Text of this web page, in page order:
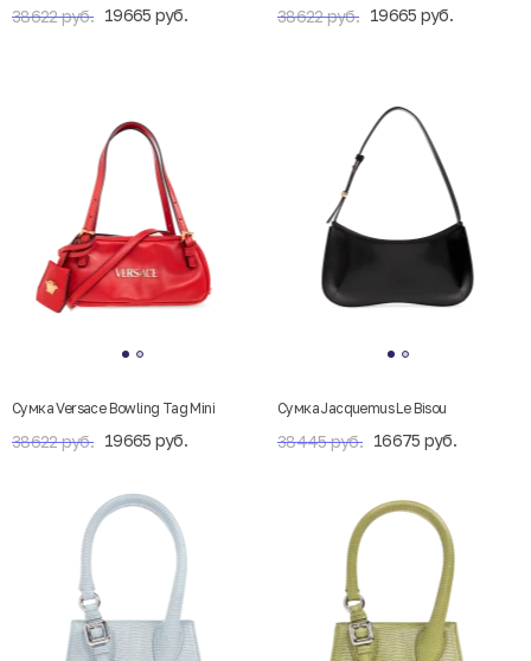
38622 руб. 19665 руб. 38622 руб. 19665 руб.
Сумка Versace Bowling Tag Mini
38622 руб. 19665 руб.
Cумка Jacquemus Le Bisou
38445 руб. 16675 руб.